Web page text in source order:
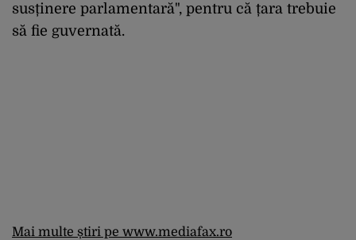
susținere parlamentară", pentru că țara trebuie
să fie guvernată.
Mai multe știri pe www.mediafax.ro